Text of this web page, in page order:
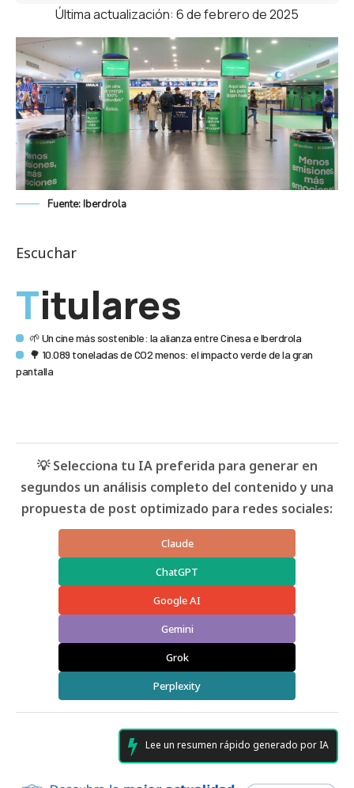
Última actualización: 6 de febrero de 2025
Fuente: Iberdrola
Escuchar
Titulares
🌱 Un cine más sostenible: la alianza entre Cinesa e Iberdrola
🌳 10.089 toneladas de CO2 menos: el impacto verde de la gran
pantalla
💡 Selecciona tu IA preferida para generar en
segundos un análisis completo del contenido y una
propuesta de post optimizado para redes sociales:
Claude
ChatGPT
Google AI
Gemini
Grok
Perplexity
Lee un resumen rápido generado por IA